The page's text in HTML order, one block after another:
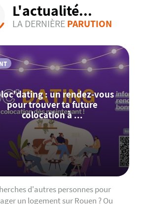
L'actualité...
LA DERNIÈREPARUTION
: un rendez-vous
pour trouver ta future
colocation à ...
d'autres personnes pour
un logement sur Rouen ? Ou